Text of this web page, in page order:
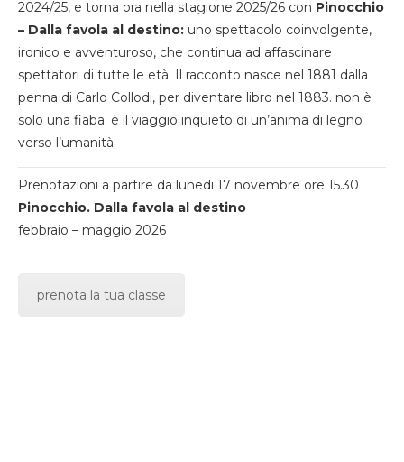
2024/25, e torna ora nella stagione 2025/26 con Pinocchio
– Dalla favola al destino: uno spettacolo coinvolgente,
ironico e avventuroso, che continua ad affascinare
spettatori di tutte le età. Il racconto nasce nel 1881 dalla
penna di Carlo Collodi, per diventare libro nel 1883. non è
solo una fiaba: è il viaggio inquieto di un’anima di legno
verso l’umanità.
Prenotazioni a partire da lunedi 17 novembre ore 15.30
Pinocchio. Dalla favola al destino
febbraio – maggio 2026
prenota la tua classe